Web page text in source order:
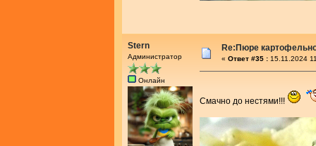
Stern
Администратор
Онлайн
Re:Пюре
« Ответ #35 : 15.11.2024
Смачно до нестями!!!